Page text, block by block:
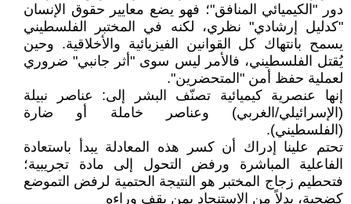
دور "الكيميائي المنافق"؛ فهو يضع معايير حقوق الإنسان
"كدليل إرشادي" نظري، لكنه في المختبر الفلسطيني
يسمح بانتهاك كل القوانين الفيزيائية والأخلاقية. وحين
يُقتل الفلسطيني، فالأمر ليس سوى "أثر جانبي" ضروري
لعملية حفظ أمن "المتحضرين".
إنها عنصرية كيميائية تصنّف البشر إلى: عناصر نبيلة
(الإسرائيلي/الغربي) وعناصر خاملة أو ضارة
(الفلسطيني).
تحتم علينا إدراك أن كسر هذه المعادلة يبدأ باستعادة
الفاعلية المباشرة ورفض التحول إلى مادة تجريبية؛
فتحطيم زجاج المختبر هو النتيجة الحتمية لرفض التموضع
كضحية، بدلاً من الاستنجاد بمن يقف وراءه